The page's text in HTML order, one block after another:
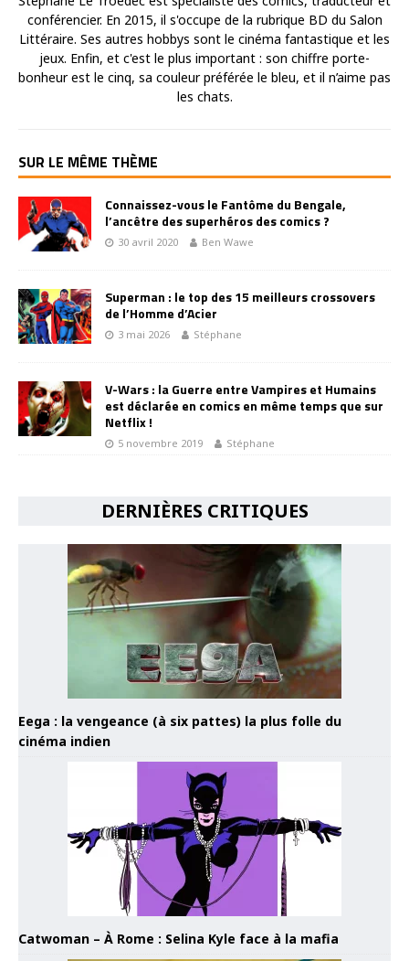
conférencier. En 2015, il s'occupe de la rubrique BD du Salon
Littéraire. Ses autres hobbys sont le cinéma fantastique et les
jeux. Enfin, et c'est le plus important : son chiffre porte-
bonheur est le cinq, sa couleur préférée le bleu, et il n’aime pas
les chats.
SUR LE MÊME THÈME
Connaissez-vous le Fantôme du Bengale,
l’ancêtre des superhéros des comics ?
30 avril 2020 Ben Wawe
Superman : le top des 15 meilleurs crossovers
de l’Homme d’Acier
3 mai 2026 Stéphane
V-Wars : la Guerre entre Vampires et Humains
est déclarée en comics en même temps que sur
Netflix !
5 novembre 2019 Stéphane
DERNIÈRES CRITIQUES
Eega : la vengeance (à six pattes) la plus folle du
cinéma indien
Catwoman – À Rome : Selina Kyle face à la mafia